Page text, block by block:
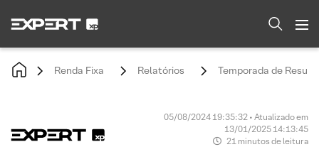
Renda Fixa Relatórios Temporada de
05/08/2024 19:35:32 • Atualizado em
13/01/2025 14:13:45
21 minutos de leitura